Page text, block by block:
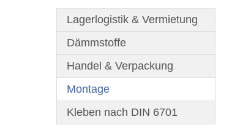
Lagerlogistik & Vermietung
Dämmstoffe
Handel & Verpackung
Montage(current)
Kleben nach DIN 6701